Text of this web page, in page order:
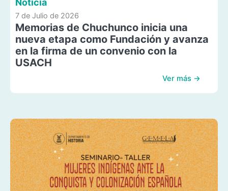
Noticia
7 de Julio de 2026
Memorias de Chuchunco inicia una
nueva etapa como Fundación y avanza
en la firma de un convenio con la
USACH
Ver más →